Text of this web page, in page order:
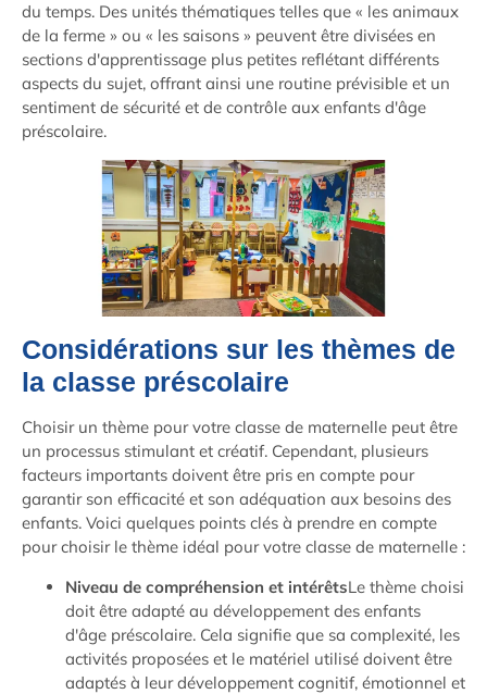
du temps. Des unités thématiques telles que « les animaux
de la ferme » ou « les saisons » peuvent être divisées en
sections d'apprentissage plus petites reflétant différents
aspects du sujet, offrant ainsi une routine prévisible et un
sentiment de sécurité et de contrôle aux enfants d'âge
préscolaire.
Considérations sur les thèmes de
la classe préscolaire
Choisir un thème pour votre classe de maternelle peut être
un processus stimulant et créatif. Cependant, plusieurs
facteurs importants doivent être pris en compte pour
garantir son efficacité et son adéquation aux besoins des
enfants. Voici quelques points clés à prendre en compte
pour choisir le thème idéal pour votre classe de maternelle :
Niveau de compréhension et intérêtsLe thème choisi
doit être adapté au développement des enfants
d'âge préscolaire. Cela signifie que sa complexité, les
activités proposées et le matériel utilisé doivent être
adaptés à leur développement cognitif, émotionnel et